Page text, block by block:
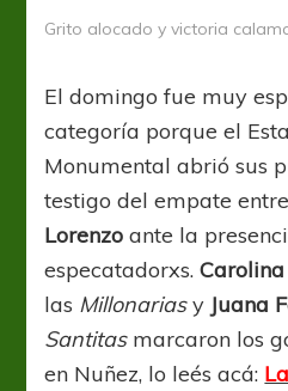
Grito alocado y victoria
El domingo fue muy
categoría porque el
Monumental abrió sus
testigo del empate entre
Lorenzo ante la
especatadorxs.
las Millonariasy Juana
Santitasmarcaron los
en Nuñez, lo leés acá: